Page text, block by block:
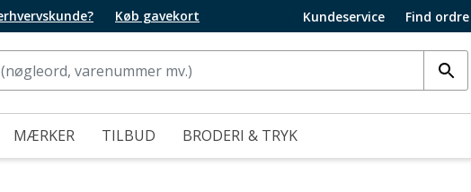
Køb gavekort Kundeservice Find ordre
MÆRKER TILBUD BRODERI & TRYK